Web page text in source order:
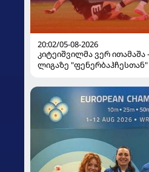
20:02/05-08-2026
კიტეიშვილმა ვერ ითამაშა
ლიგაზე